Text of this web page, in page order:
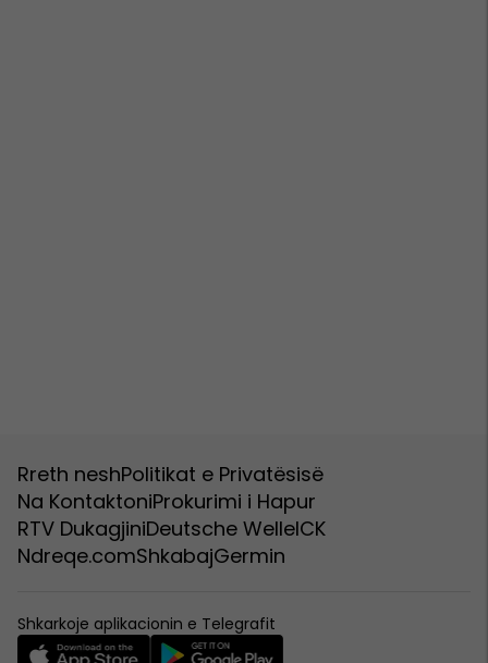
Rreth neshPolitikat e Privatësisë
Na KontaktoniProkurimi i Hapur
RTV DukagjiniDeutsche WelleICK
Ndreqe.comShkabajGermin
Shkarkoje aplikacionin e Telegrafit